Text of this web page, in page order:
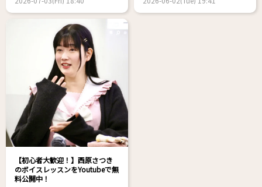
【初心者大歓迎！】西原さつき
のボイスレッスンをYoutubeで無
料公開中！